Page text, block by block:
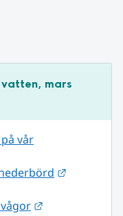
mars
vår